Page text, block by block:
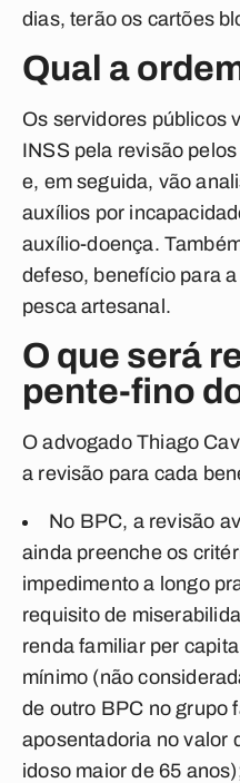
dias, terão os cartões
Qual a
Os servidores públicos
INSS pela revisão
e, em seguida, vão
auxílios por
auxílio-doença.
defeso, benefício para
pesca artesanal.
O que será
pente-fino
O advogado Thiago
a revisão para cada
No BPC, a revisão
ainda preenche os
impedimento a longo
requisito de
renda familiar per
mínimo (não
de outro BPC no grupo
aposentadoria no valor
idoso maior de 65